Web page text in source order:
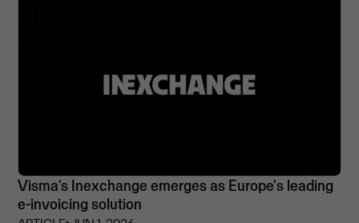
Visma’s Inexchange emerges as Europe's leading
e-invoicing solution